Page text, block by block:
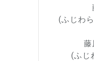
(ふじわ
藤
(ふじ